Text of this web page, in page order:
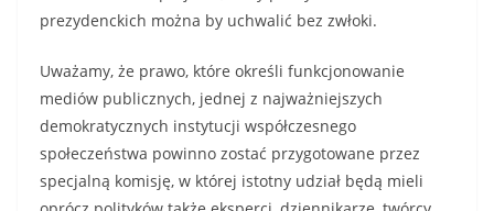
prezydenckich można by uchwalić bez zwłoki.
Uważamy, że prawo, które określi funkcjonowanie
mediów publicznych, jednej z najważniejszych
demokratycznych instytucji współczesnego
społeczeństwa powinno zostać przygotowane przez
specjalną komisję, w której istotny udział będą mieli